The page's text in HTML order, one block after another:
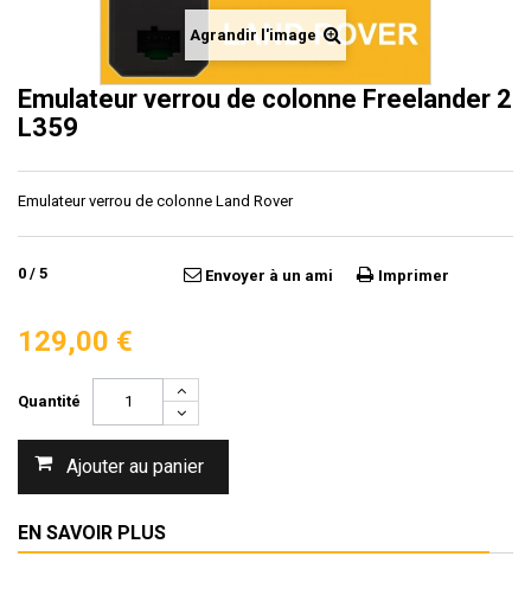
Agrandir l'image
Emulateur verrou de colonne Freelander 2
L359
Emulateur verrou de colonne Land Rover
0 / 5 Envoyer à un ami Imprimer
129,00 €
Quantité
Ajouter au panier
EN SAVOIR PLUS